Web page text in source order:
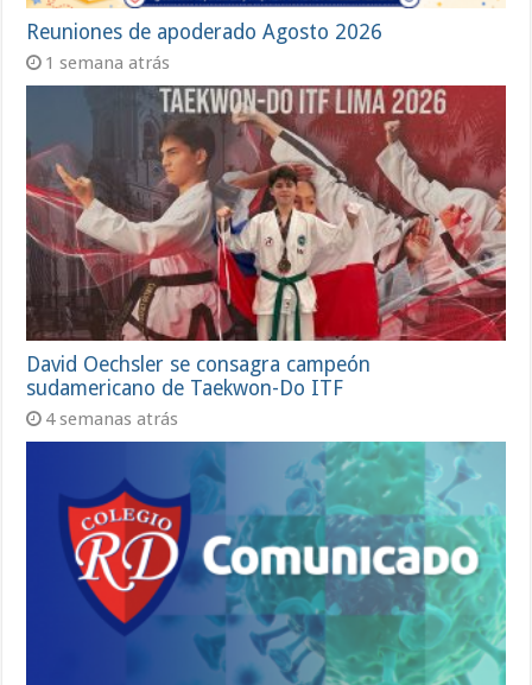
Reuniones de apoderado Agosto 2026
1 semana atrás
David Oechsler se consagra campeón
sudamericano de Taekwon-Do ITF
4 semanas atrás